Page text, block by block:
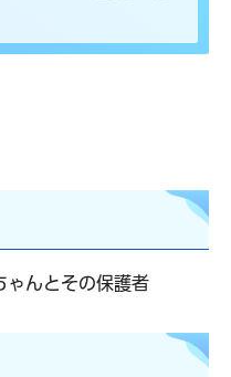
んとその保護者